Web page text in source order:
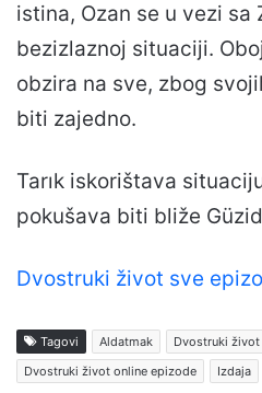
istina, Ozan se u vezi sa
bezizlaznoj situaciji.
obzira na sve, zbog
biti zajedno.
Tarık iskorištava
pokušava biti bliže
Dvostruki život sve
Tagovi Aldatmak Dvostruki život
Dvostruki život online epizode
Izdaja